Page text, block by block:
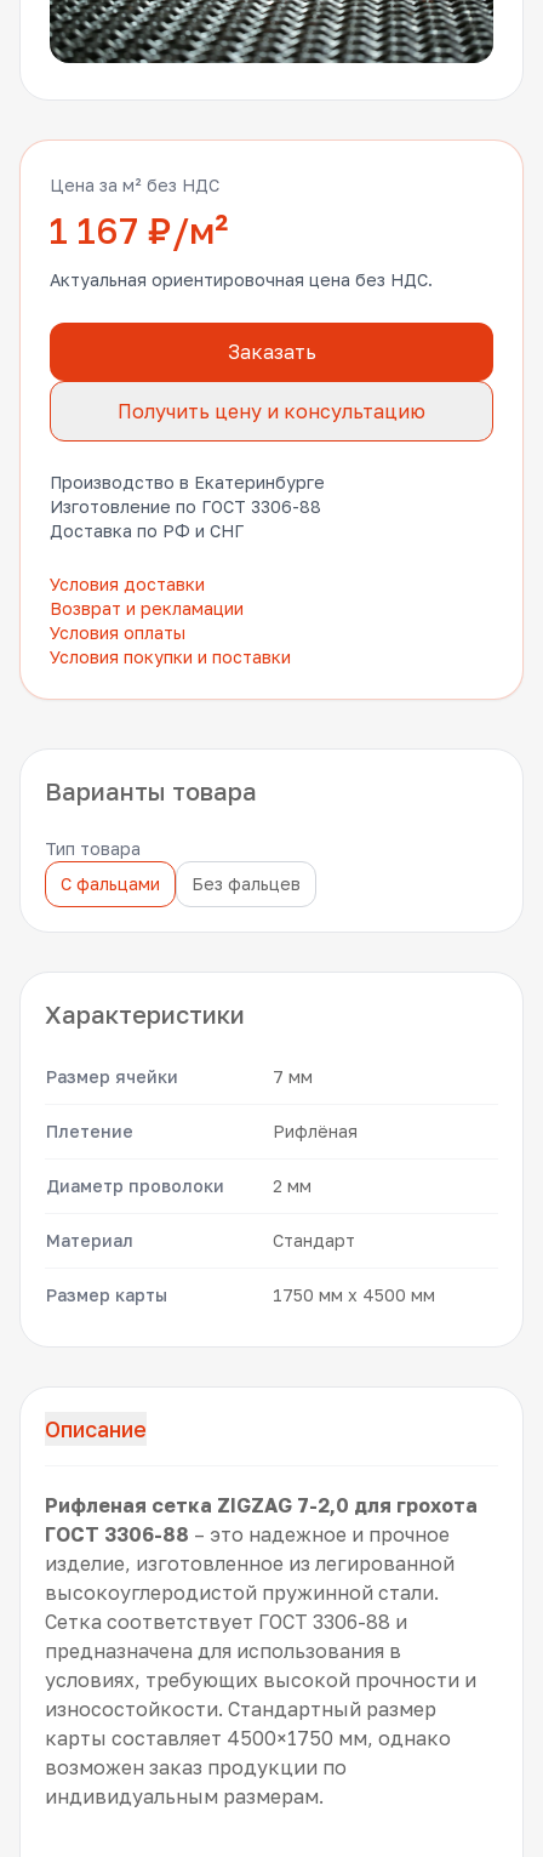
Цена за м² без НДС
1 167 ₽/м²
Актуальная ориентировочная цена без НДС.
Заказать
Получить цену и консультацию
Производство в Екатеринбурге
Изготовление по ГОСТ 3306-88
Доставка по РФ и СНГ
Условия доставки
Возврат и рекламации
Условия оплаты
Условия покупки и поставки
Варианты товара
Тип товара
С фальцами
Без фальцев
Характеристики
Размер ячейки 7 мм
Плетение Рифлёная
Диаметр проволоки 2 мм
Материал Стандарт
Размер карты 1750 мм x 4500 мм
Описание
Рифленая сетка ZIGZAG 7-2,0 для грохота
ГОСТ 3306-88 – это надежное и прочное
изделие, изготовленное из легированной
высокоуглеродистой пружинной стали.
Сетка соответствует ГОСТ 3306-88 и
предназначена для использования в
условиях, требующих высокой прочности и
износостойкости. Стандартный размер
карты составляет 4500×1750 мм, однако
возможен заказ продукции по
индивидуальным размерам.